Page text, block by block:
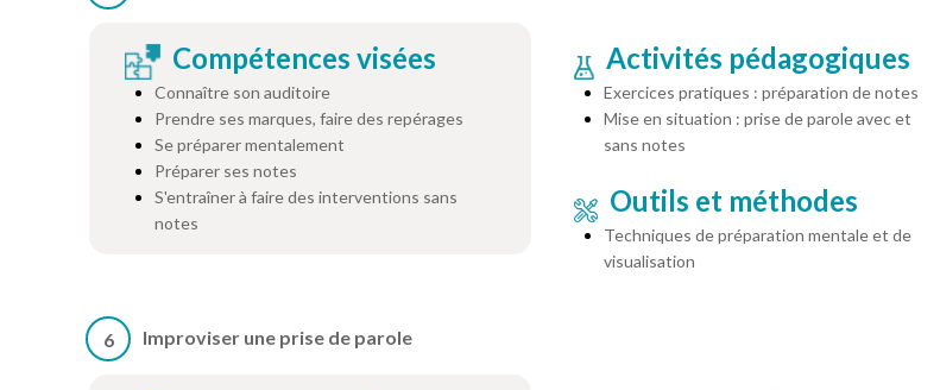
Compétences visées
Connaître son auditoire
Prendre ses marques, faire des repérages
Se préparer mentalement
Préparer ses notes
S'entraîner à faire des interventions sans
notes
Activités pédagogiques
Exercices pratiques : préparation de notes
Mise en situation : prise de parole avec et
sans notes
Outils et méthodes
Techniques de préparation mentale et de
visualisation
6 Improviser une prise de parole